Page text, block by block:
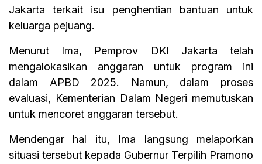
Jakarta terkait isu penghentian bantuan untuk
keluarga pejuang.
Menurut Ima, Pemprov DKI Jakarta telah
mengalokasikan anggaran untuk program ini
dalam APBD 2025. Namun, dalam proses
evaluasi, Kementerian Dalam Negeri memutuskan
untuk mencoret anggaran tersebut.
Mendengar hal itu, Ima langsung melaporkan
situasi tersebut kepada Gubernur Terpilih Pramono